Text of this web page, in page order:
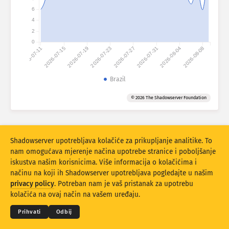
Grupirajte po
Stacking
Rezultati automatskog ažuriranja
Ažuriraj Resetiraj
sufinancirao je fond Connecting Europe Facility EU.
2026-07-112026-07-152026-07-192026-07-232026-07-272026-07-312026-08-042026-08-08
0
2
4
6
Brazil
© 2026 The Shadowserver Foundation
© 2026THE SHADOWSERVER FOUNDATION
Privatnost i Uvjeti
Obratite nam se Zahvale
Shadowserver upotrebljava kolačiće za prikupljanje analitike. To
nam omogućava mjerenje načina upotrebe stranice i poboljšanje
iskustva našim korisnicima. Više informacija o kolačićima i
načinu na koji ih Shadowserver upotrebljava pogledajte u našim
privacy policy. Potreban nam je vaš pristanak za upotrebu
kolačića na ovaj način na vašem uređaju.
Prihvati Odbij